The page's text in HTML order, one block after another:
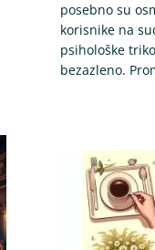
posebno su
korisnike na
psihološke
bezazleno.